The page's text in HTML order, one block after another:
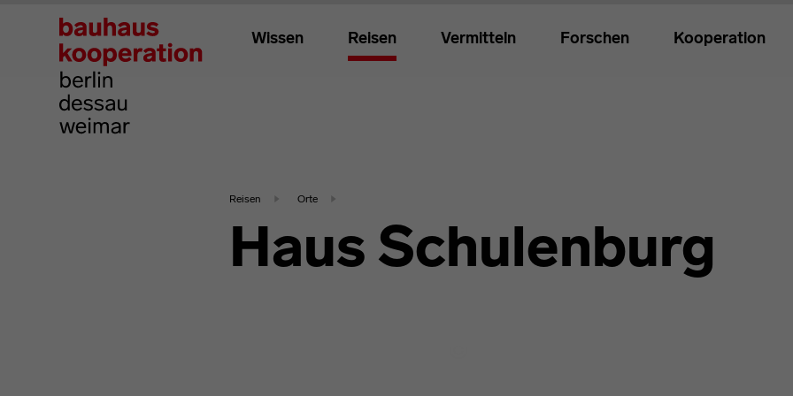
Wissen Reisen Vermitteln Forschen Kooperation
Reisen Orte
Haus Schulenburg